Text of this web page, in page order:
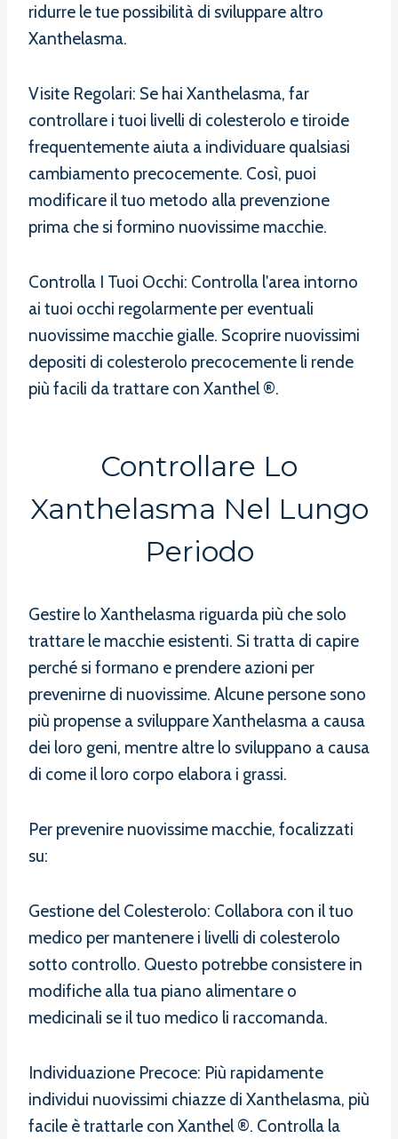
ridurre le tue possibilità di sviluppare altro
Xanthelasma.
Visite Regolari: Se hai Xanthelasma, far
controllare i tuoi livelli di colesterolo e tiroide
frequentemente aiuta a individuare qualsiasi
cambiamento precocemente. Così, puoi
modificare il tuo metodo alla prevenzione
prima che si formino nuovissime macchie.
Controlla I Tuoi Occhi: Controlla l'area intorno
ai tuoi occhi regolarmente per eventuali
nuovissime macchie gialle. Scoprire nuovissimi
depositi di colesterolo precocemente li rende
più facili da trattare con Xanthel ®.
Controllare Lo
Xanthelasma Nel Lungo
Periodo
Gestire lo Xanthelasma riguarda più che solo
trattare le macchie esistenti. Si tratta di capire
perché si formano e prendere azioni per
prevenirne di nuovissime. Alcune persone sono
più propense a sviluppare Xanthelasma a causa
dei loro geni, mentre altre lo sviluppano a causa
di come il loro corpo elabora i grassi.
Per prevenire nuovissime macchie, focalizzati
su:
Gestione del Colesterolo: Collabora con il tuo
medico per mantenere i livelli di colesterolo
sotto controllo. Questo potrebbe consistere in
modifiche alla tua piano alimentare o
medicinali se il tuo medico li raccomanda.
Individuazione Precoce: Più rapidamente
individui nuovissimi chiazze di Xanthelasma, più
facile è trattarle con Xanthel ®. Controlla la